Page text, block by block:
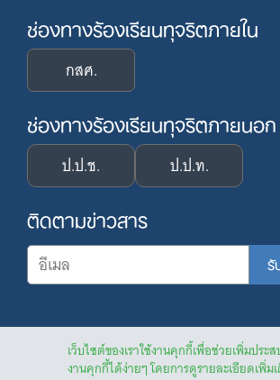
เว็บไซต์ของเราใช้งานคุกกี้เพื่อช่วยเพิ่มปร
งานคุกกี้ได้ง่ายๆ โดยการดูรายละเอียดเพิ่ม
ช่องทางร้องเรียนทุจริตภายใน
กสศ.
ช่องทางร้องเรียนทุจริตภายนอก
ป.ป.ช. ป.ป.ท.
ติดตามข่าวสาร